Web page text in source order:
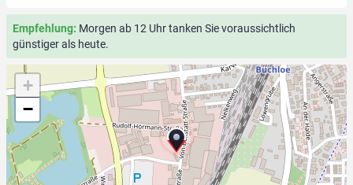
Empfehlung: Morgen ab 12 Uhr tanken Sie voraussichtlich
günstiger als heute.
+
−